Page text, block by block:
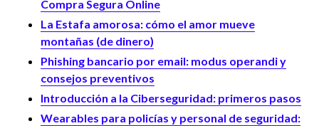
Compra Segura Online
La Estafa amorosa: cómo el amor mueve
montañas (de dinero)
Phishing bancario por email: modus operandi y
consejos preventivos
Introducción a la Ciberseguridad: primeros pasos
Wearables para policías y personal de seguridad: